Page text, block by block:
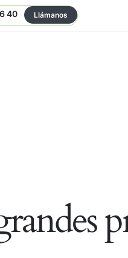
40 Llámanos